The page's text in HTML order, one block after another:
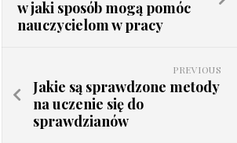
Technologie
w jaki sposób mogą pomóc
nauczycielom w pracy
PREVIOUS
Jakie są sprawdzone metody
na uczenie się do
sprawdzianów